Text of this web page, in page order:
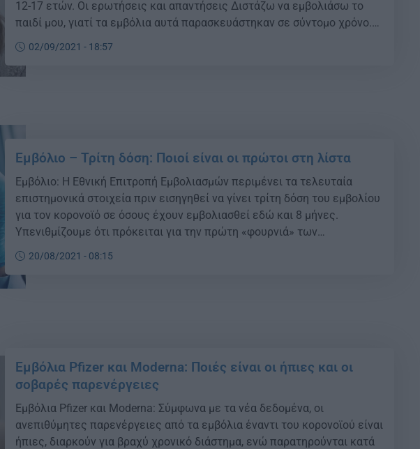
12-17 ετών. Οι ερωτήσεις και απαντήσεις Διστάζω να εμβολιάσω το
παιδί μου, γιατί τα εμβόλια αυτά παρασκευάστηκαν σε σύντομο χρόνο.
Μήπως δεν είναι ασφαλή; Τα εμβόλια παρήχθησαν με ταχείς ρυθμούς
χάρη στην πρόοδο της τεχνολογίας, της παγκόσμιας συνεργασίας […]
02/09/2021 - 18:57
Εμβόλιο – Τρίτη δόση: Ποιοί είναι οι πρώτοι στη λίστα
Εμβόλιο: Η Εθνική Επιτροπή Εμβολιασμών περιμένει τα τελευταία
επιστημονικά στοιχεία πριν εισηγηθεί να γίνει τρίτη δόση του εμβολίου
για τον κορονοϊό σε όσους έχουν εμβολιασθεί εδώ και 8 μήνες.
Υπενιθμίζουμε ότι πρόκειται για την πρώτη «φουρνιά» των
εμβολιασμών που είχαν γίνει στα περισσότερα πολιτικά πρόσωπα αλλά
και στους υγειονομικούς. Είναι χαρακτηριστικό ότι μετά την πρώτη […]
20/08/2021 - 08:15
Εμβόλια Pfizer και Moderna: Ποιές είναι οι ήπιες και οι
σοβαρές παρενέργειες
Εμβόλια Pfizer και Moderna: Σύμφωνα με τα νέα δεδομένα, οι
ανεπιθύμητες παρενέργειες από τα εμβόλια έναντι του κορονοϊού είναι
ήπιες, διαρκούν για βραχύ χρονικό διάστημα, ενώ παρατηρούνται κατά